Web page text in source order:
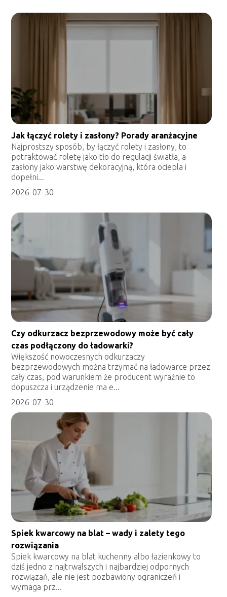
Jak łączyć rolety i zasłony? Porady aranżacyjne
Najprostszy sposób, by łączyć rolety i zasłony, to
potraktować roletę jako tło do regulacji światła, a
zasłony jako warstwę dekoracyjną, która ociepla i
dopełni...
2026-07-30
Czy odkurzacz bezprzewodowy może być cały
czas podłączony do ładowarki?
Większość nowoczesnych odkurzaczy
bezprzewodowych można trzymać na ładowarce przez
cały czas, pod warunkiem że producent wyraźnie to
dopuszcza i urządzenie ma e...
2026-07-30
Spiek kwarcowy na blat – wady i zalety tego
rozwiązania
Spiek kwarcowy na blat kuchenny albo łazienkowy to
dziś jedno z najtrwalszych i najbardziej odpornych
rozwiązań, ale nie jest pozbawiony ograniczeń i
wymaga prz...